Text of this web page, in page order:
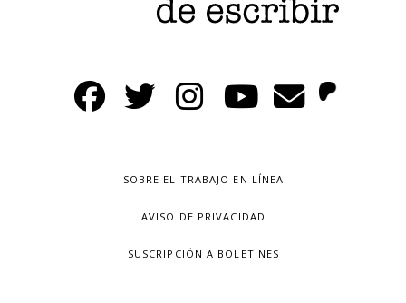
SOBRE EL TRABAJO EN LÍNEA
AVISO DE PRIVACIDAD
SUSCRIPCIÓN A BOLETINES